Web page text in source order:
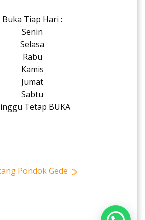
Buka Tiap Hari :
Senin
Selasa
Rabu
Kamis
Jumat
Sabtu
Tetap BUKA
Pondok Gede